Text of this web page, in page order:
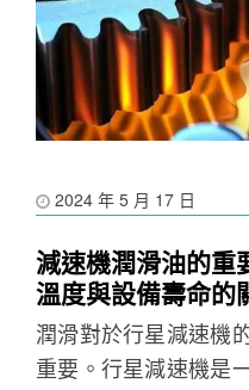
2024 年 5 月 17 日
減速機潤滑油的重
溫度與設備壽命的
潤滑對於行星減速機
重要。行星減速機是